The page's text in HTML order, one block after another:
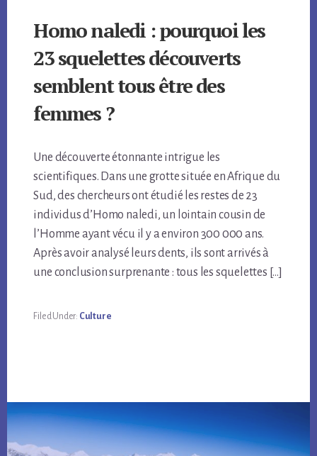
Homo naledi : pourquoi les
23 squelettes découverts
semblent tous être des
femmes ?
Une découverte étonnante intrigue les
scientifiques. Dans une grotte située en Afrique du
Sud, des chercheurs ont étudié les restes de 23
individus d’Homo naledi, un lointain cousin de
l’Homme ayant vécu il y a environ 300 000 ans.
Après avoir analysé leurs dents, ils sont arrivés à
une conclusion surprenante : tous les squelettes […]
Filed Under: Culture